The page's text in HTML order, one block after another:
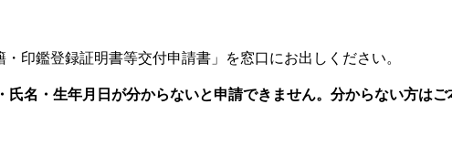
印鑑登録証明書等交付申請書」を窓口にお出しください。
氏名・生年月日が分からないと申請できません。分からない方はご